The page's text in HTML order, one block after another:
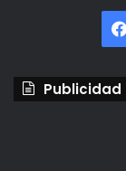
Publicidad